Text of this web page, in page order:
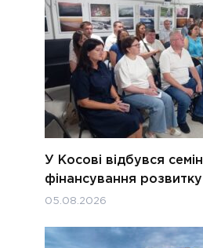
У Косові відбувся
фінансування
05.08.2026